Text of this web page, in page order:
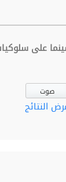
على
النتائج